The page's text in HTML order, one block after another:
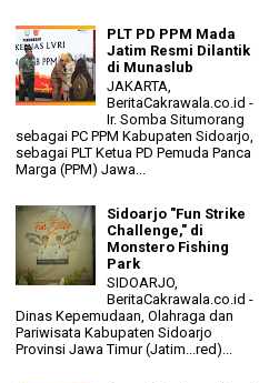
PLT PD PPM Mada
Jatim Resmi Dilantik
di Munaslub
JAKARTA,
BeritaCakrawala.co.id -
Ir. Somba Situmorang
sebagai PC PPM Kabupaten Sidoarjo,
sebagai PLT Ketua PD Pemuda Panca
Marga (PPM) Jawa...
Sidoarjo "Fun Strike
Challenge," di
Monstero Fishing
Park
SIDOARJO,
BeritaCakrawala.co.id -
Dinas Kepemudaan, Olahraga dan
Pariwisata Kabupaten Sidoarjo
Provinsi Jawa Timur (Jatim...red)...